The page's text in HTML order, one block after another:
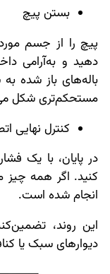
بستن پیچ
پیچ را از جسم
دهید و به‌آرامی
باله‌های باز شده
مستحکم‌تری شکل
کنترل نهایی
در پایان، با یک
کنید. اگر همه
انجام شده است.
این روند،
دیوارهای سبک یا